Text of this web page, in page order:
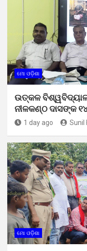
ମୋ ଓଡ଼ିଶା
ଉତ୍କଳ
ନୀଳକଣ୍ଠ ଦାସଙ୍କ
1 day ago Sunil
ମୋ ଓଡ଼ିଶା